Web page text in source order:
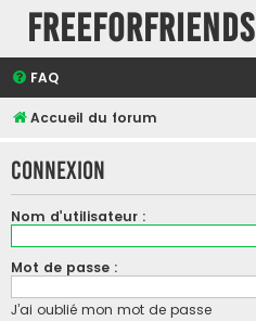
FreeForFriends
FAQ
Accueil du forum
Connexion
Nom d’utilisateur :
Mot de passe :
J’ai oublié mon mot de passe